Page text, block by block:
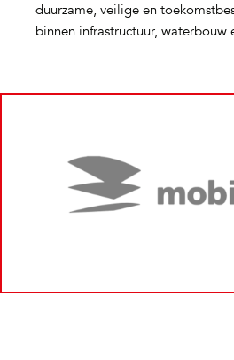
duurzame, veilige en
binnen infrastructuur, waterbouw